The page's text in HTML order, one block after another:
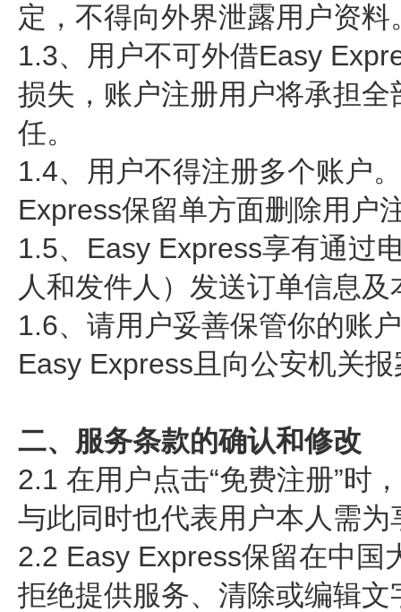
定，不得向外界泄露用户资料
1.3、用户不可外借Easy
损失，账户注册用户将承担
任。
1.4、用户不得注册多个账户
Express保留单方面删除用户
1.5、Easy Express享有通过
人和发件人）发送订单信息
1.6、请用户妥善保管你的账
Easy Express且向公安机关
二、服务条款的确认和修改
2.1 在用户点击“免费注册”时
与此同时也代表用户本人需
2.2 Easy Express保留在中国
拒绝提供服务、清除或编辑